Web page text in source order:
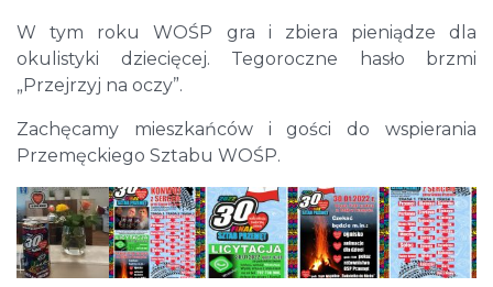
W tym roku WOŚP gra i zbiera pieniądze dla
okulistyki dziecięcej. Tegoroczne hasło brzmi
„Przejrzyj na oczy”.
Zachęcamy mieszkańców i gości do wspierania
Przemęckiego Sztabu WOŚP.